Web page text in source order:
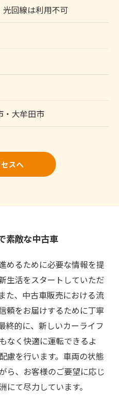
回線は利用不可
・大牟田市
スへ
素敵な中古車
めるために必要な情報を提
生活をスタートしていただ
た、中古車販売における流
頼をお届けするために丁寧
終的に、新しいカーライフ
なく快適に運転できるよ
慮を行います。車両の状態
ら、お客様のご要望に応じ
にて尽力しています。